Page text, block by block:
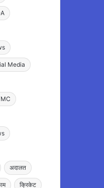
Media
अदालत
क्रिकेट